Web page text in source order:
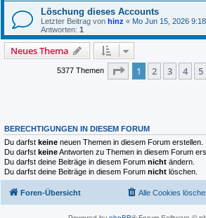
Löschung dieses Accounts
Letzter Beitrag von hinz « Mo Jun 15, 2026
Antworten: 1
Neues Thema
5377 Themen Seite 1von 269
1 2 3 4 5
BERECHTIGUNGEN IN DIESEM FORUM
Du darfst keine neuen Themen in diesem Forum erstellen.
Du darfst keineAntworten zu Themen in diesem Forum
Du darfst deine Beiträge in diesem Forum nicht ändern.
Du darfst deine Beiträge in diesem Forum nicht löschen.
Foren-Übersicht Alle Cookies